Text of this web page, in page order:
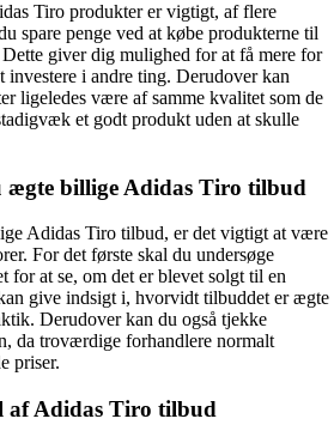
Tiro produkter er vigtigt, af flere
spare penge ved at købe produkterne til
giver dig mulighed for at få mere for
investere i andre ting. Derudover kan
ligeledes være af samme kvalitet som de
et godt produkt uden at skulle
ægte billige Adidas Tiro tilbud
Adidas Tiro tilbud, er det vigtigt at være
For det første skal du undersøge
for at se, om det er blevet solgt til en
give indsigt i, hvorvidt tilbuddet er ægte
Derudover kan du også tjekke
da troværdige forhandlere normalt
priser.
af Adidas Tiro tilbud